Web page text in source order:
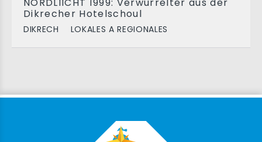
Dikrecher Hotelschoul
DIKRECH LOKALES A REGIONALES